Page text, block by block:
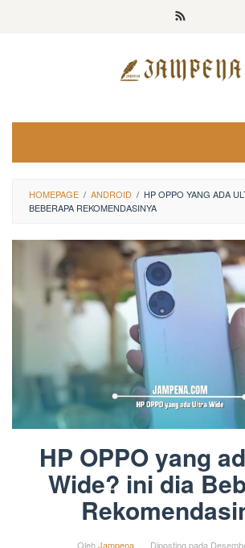
HOMEPAGE / ANDROID / HP OPPO YANG ADA
BEBERAPA REKOMENDASINYA
HP OPPO yang
Wide? ini dia
OlehJampena Diposting pada